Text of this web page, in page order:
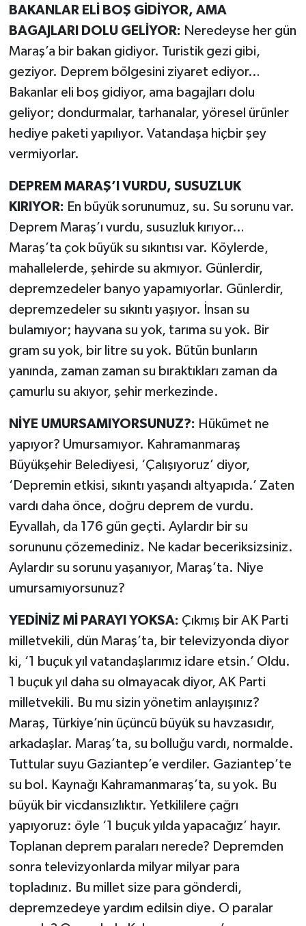
BAKANLAR ELİ BOŞ GİDİYOR, AMA
BAGAJLARI DOLU GELİYOR: Neredeyse her gün
Maraş’a bir bakan gidiyor. Turistik gezi gibi,
geziyor. Deprem bölgesini ziyaret ediyor…
Bakanlar eli boş gidiyor, ama bagajları dolu
geliyor; dondurmalar, tarhanalar, yöresel ürünler
hediye paketi yapılıyor. Vatandaşa hiçbir şey
vermiyorlar.
DEPREM MARAŞ’I VURDU, SUSUZLUK
KIRIYOR: En büyük sorunumuz, su. Su sorunu var.
Deprem Maraş’ı vurdu, susuzluk kırıyor…
Maraş’ta çok büyük su sıkıntısı var. Köylerde,
mahallelerde, şehirde su akmıyor. Günlerdir,
depremzedeler banyo yapamıyorlar. Günlerdir,
depremzedeler su sıkıntı yaşıyor. İnsan su
bulamıyor; hayvana su yok, tarıma su yok. Bir
gram su yok, bir litre su yok. Bütün bunların
yanında, zaman zaman su bıraktıkları zaman da
çamurlu su akıyor, şehir merkezinde.
NİYE UMURSAMIYORSUNUZ?: Hükümet ne
yapıyor? Umursamıyor. Kahramanmaraş
Büyükşehir Belediyesi, ‘Çalışıyoruz’ diyor,
‘Depremin etkisi, sıkıntı yaşandı altyapıda.’ Zaten
vardı daha önce, doğru deprem de vurdu.
Eyvallah, da 176 gün geçti. Aylardır bir su
sorununu çözemediniz. Ne kadar beceriksizsiniz.
Aylardır su sorunu yaşanıyor, Maraş’ta. Niye
umursamıyorsunuz?
YEDİNİZ Mİ PARAYI YOKSA: Çıkmış bir AK Parti
milletvekili, dün Maraş’ta, bir televizyonda diyor
ki, ‘1 buçuk yıl vatandaşlarımız idare etsin.’ Oldu.
1 buçuk yıl daha su olmayacak diyor, AK Parti
milletvekili. Bu mu sizin yönetim anlayışınız?
Maraş, Türkiye’nin üçüncü büyük su havzasıdır,
arkadaşlar. Maraş’ta, su bolluğu vardı, normalde.
Tuttular suyu Gaziantep’e verdiler. Gaziantep’te
su bol. Kaynağı Kahramanmaraş’ta, su yok. Bu
büyük bir vicdansızlıktır. Yetkililere çağrı
yapıyoruz: öyle ‘1 buçuk yılda yapacağız’ hayır.
Toplanan deprem paraları nerede? Depremden
sonra televizyonlarda milyar milyar para
topladınız. Bu millet size para gönderdi,
depremzedeye yardım edilsin diye. O paralar
KİTAP
HEDEF2020
OTOMOBİL
MİZAH
TARİH
Genel
Politika
YEREL
BÖLGEDEN
BİLİM TEKNOLOJİ
ASAYİŞ
SEÇİM 2015
ÇEVRE
BİLİM VE TEKNOLOJİ
YARIŞMALAR
TANITIM
HABERDE İNSAN